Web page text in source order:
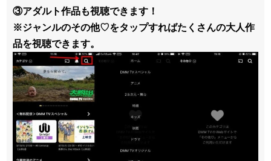
③アダルト作品も視聴できます！
※ジャンルのその他♡をタップすればたくさんの大人作
品を視聴できます。